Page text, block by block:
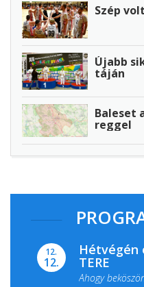
Szép
Újabb
táján
Baleset
reggel
12.
12.
Hétvégén
TERE
Ahogy